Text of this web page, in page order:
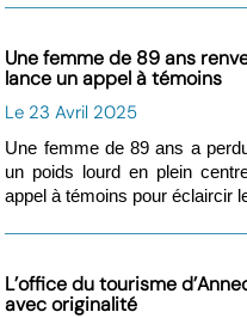
Une femme de 89 ans
lance un appel à témoins
Le 23 Avril 2025
Une femme de 89 ans a
un poids lourd en plein
appel à témoins pour éclaircir
L’office du tourisme
avec originalité